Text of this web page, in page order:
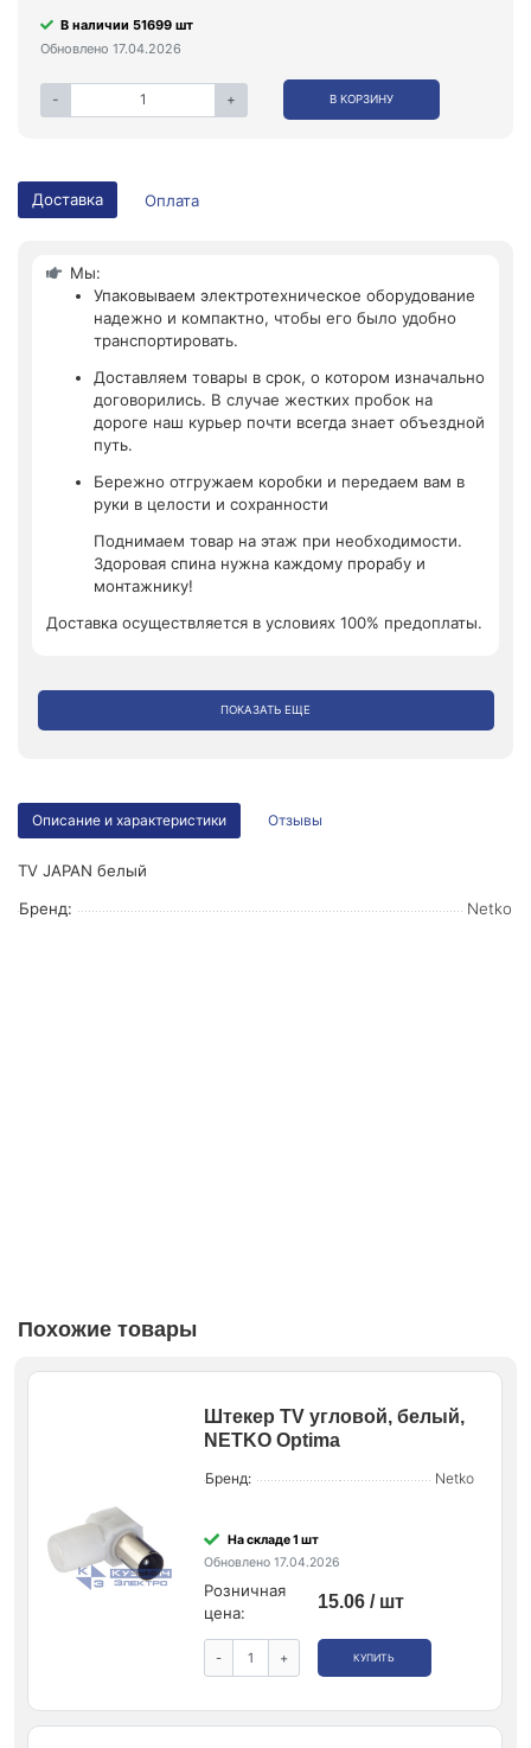
В наличии 51699 шт
Обновлено 17.04.2026
- + В КОРЗИНУ
Доставка Оплата
Мы:
Упаковываем электротехническое оборудование
надежно и компактно, чтобы его было удобно
транспортировать.
Доставляем товары в срок, о котором изначально
договорились. В случае жестких пробок на
дороге наш курьер почти всегда знает объездной
путь.
Бережно отгружаем коробки и передаем вам в
руки в целости и сохранности
Поднимаем товар на этаж при необходимости.
Здоровая спина нужна каждому прорабу и
монтажнику!
Доставка осуществляется в условиях 100% предоплаты.
ПОКАЗАТЬ ЕЩЕ
Описание и характеристики Отзывы
ТV JAPAN белый
Бренд:
Netko
Похожие товары
Штекер ТV угловой, белый,
NETKO Optima
Бренд: Netko
На складе 1 шт
Обновлено 17.04.2026
Розничная
цена:
15.06 / шт
- + КУПИТЬ